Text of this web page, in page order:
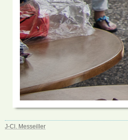
J-Cl. Messeiller